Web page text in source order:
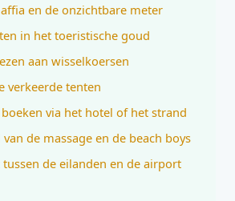
en de onzichtbare meter
in het toeristische goud
aan wisselkoersen
verkeerde tenten
boeken via het hotel of het strand
de massage en de beach boys
tussen de eilanden en de airport